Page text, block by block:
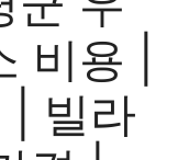
비용 |
| 빌라